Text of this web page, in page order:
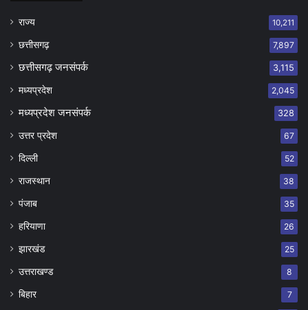
राज्य 10,211
छत्तीसगढ़ 7,897
छत्तीसगढ़ जनसंपर्क 3,115
मध्यप्रदेश 2,045
मध्यप्रदेश जनसंपर्क 328
उत्तर प्रदेश 67
दिल्ली 52
राजस्थान 38
पंजाब 35
हरियाणा 26
झारखंड 25
उत्तराखण्ड 8
बिहार 7